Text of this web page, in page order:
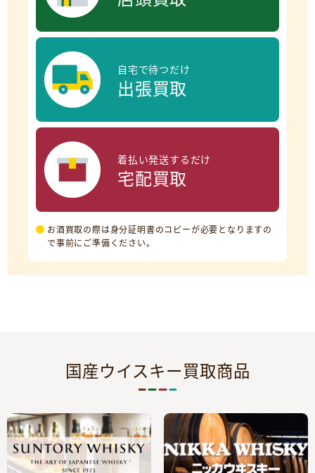
自宅で待つだけ
出張買取
着払い発送するだけ
宅配買取
お酒買取の際は身分証明書のコピーが必要となりますの
で事前にご準備ください。
国産ウイスキー買取商品